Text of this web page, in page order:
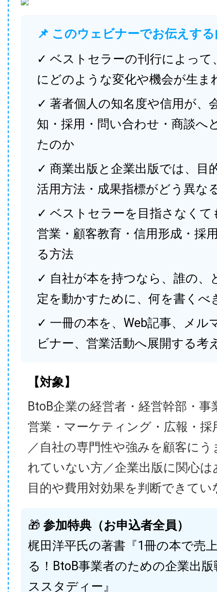
📌 このウェビナーでお伝えす
✓ ベストセラーの刊行によって
にどのような変化や機会が生ま
✓ 著者個人の知名度や信用が、
知・採用・問い合わせ・商談へ
たのか
✓ 商業出版と企業出版では、目
活用方法・成果指標がどう異な
✓ ベストセラーを目指さなくて
営業・顧客教育・信用形成・採
る方法
✓ 自社が本を持つなら、誰の、
定を動かすために、何を書くべ
✓ 一冊の本を、Web記事、メル
ビナー、営業活動へ展開する考
【対象】
BtoB企業の経営者・経営幹部・事
営業・マーケティング・広報・採
／自社の専門性や強みを顧客に
れていない方／企業出版に関心
目的や費用対効果を判断できてい
🎁 参加特典（お申込者全員）
梶田洋平氏の著書『1冊の本で売
る！BtoB事業者のための企業出
ススタディー』